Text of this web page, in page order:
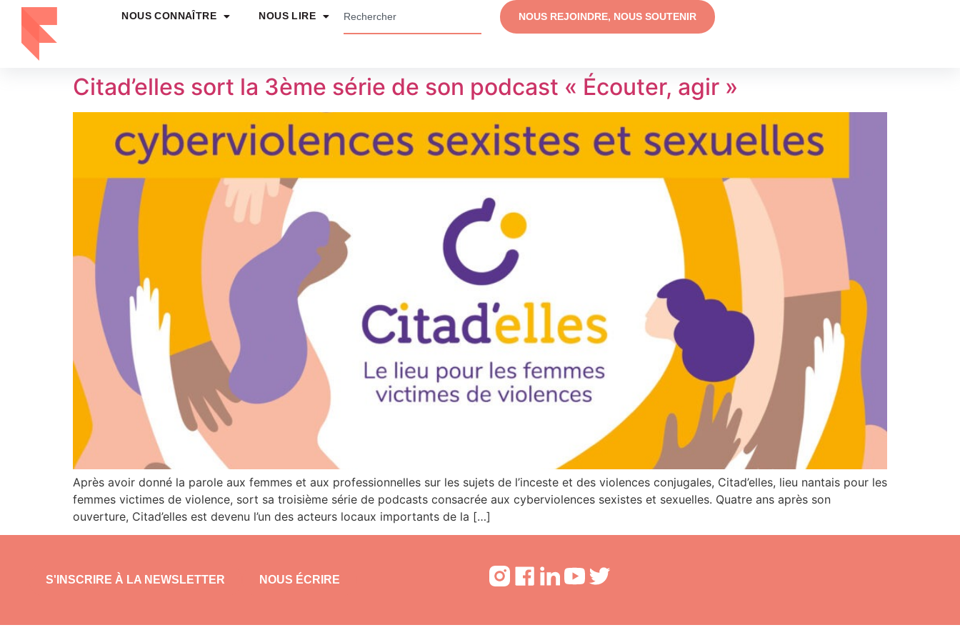
NOUS CONNAÎTRE NOUS LIRE NOUS REJOINDRE, NOUS SOUTENIR
Citad’elles sort la 3ème série de son podcast « Écouter, agir »
Après avoir donné la parole aux femmes et aux professionnelles sur les sujets de l’inceste et des violences conjugales, Citad’elles, lieu nantais pour les
femmes victimes de violence, sort sa troisième série de podcasts consacrée aux cyberviolences sexistes et sexuelles. Quatre ans après son
ouverture, Citad’elles est devenu l’un des acteurs locaux importants de la […]
S'INSCRIRE À LA NEWSLETTER NOUS ÉCRIRE